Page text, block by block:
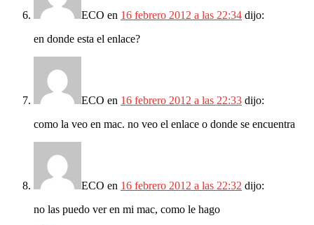
ECO en 16 febrero 2012 a las 22:34 dijo:
en donde esta el enlace?
ECO en 16 febrero 2012 a las 22:33 dijo:
como la veo en mac. no veo el enlace o donde se encuentra
ECO en 16 febrero 2012 a las 22:32 dijo:
no las puedo ver en mi mac, como le hago